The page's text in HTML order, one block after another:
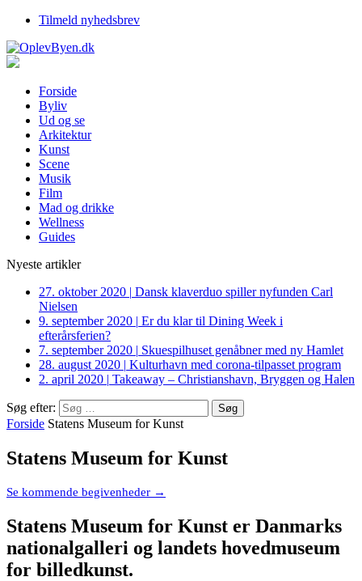
Tilmeld nyhedsbrev
Forside
Byliv
Ud og se
Arkitektur
Kunst
Scene
Musik
Film
Mad og drikke
Wellness
Guides
Nyeste artikler
27. oktober 2020 | Dansk klaverduo spiller nyfunden Carl
Nielsen
9. september 2020 | Er du klar til Dining Week i
efterårsferien?
7. september 2020 | Skuespilhuset genåbner med ny Hamlet
28. august 2020 | Kulturhavn med corona-tilpasset program
2. april 2020 | Takeaway – Christianshavn, Bryggen og Halen
Søg efter:
Forside Statens Museum for Kunst
Statens Museum for Kunst
Se kommende begivenheder →
Statens Museum for Kunst er Danmarks
nationalgalleri og landets hovedmuseum
for billedkunst.